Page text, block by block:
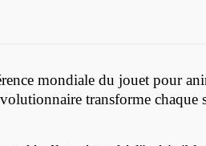
mondiale du jouet pour
transforme chaque